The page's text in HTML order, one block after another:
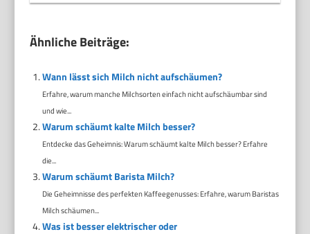
Ähnliche Beiträge:
Wann lässt sich Milch nicht aufschäumen?
Erfahre, warum manche Milchsorten einfach nicht aufschäumbar sind
und wie...
Warum schäumt kalte Milch besser?
Entdecke das Geheimnis: Warum schäumt kalte Milch besser? Erfahre
die...
Warum schäumt Barista Milch?
Die Geheimnisse des perfekten Kaffeegenusses: Erfahre, warum Baristas
Milch schäumen...
Was ist besser elektrischer oder